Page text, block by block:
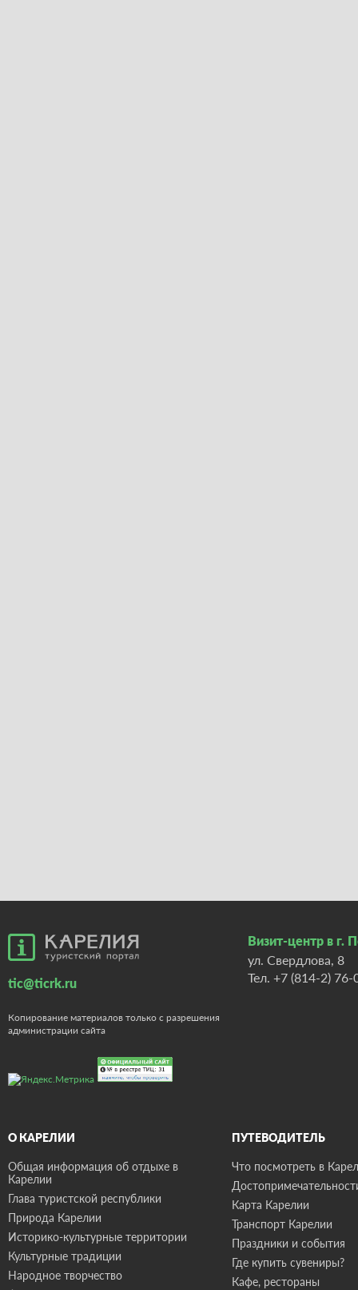
tic@ticrk.ru
Копирование материалов только с разрешения
администрации сайта
Визит-центр в г.
ул. Свердлова, 8
Тел. +7 (814-2) 76-
О КАРЕЛИИ
Общая информация об отдыхе в
Карелии
Глава туристской республики
Природа Карелии
Историко-культурные территории
Культурные традиции
Народное творчество
ПУТЕВОДИТЕЛЬ
Что посмотреть в
Карта Карелии
Транспорт Карелии
Праздники и события
Где купить сувениры?
Кафе, рестораны